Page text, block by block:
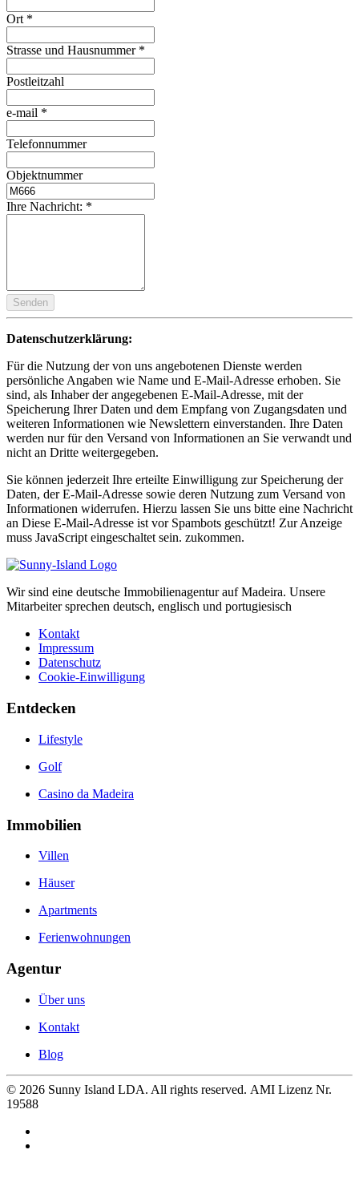
Ort *
Strasse und Hausnummer *
Postleitzahl
e-mail *
Telefonnummer
Objektnummer
Ihre Nachricht: *
Senden
Datenschutzerklärung:
Für die Nutzung der von uns angebotenen Dienste werden
persönliche Angaben wie Name und E-Mail-Adresse erhoben. Sie
sind, als Inhaber der angegebenen E-Mail-Adresse, mit der
Speicherung Ihrer Daten und dem Empfang von Zugangsdaten und
weiteren Informationen wie Newslettern einverstanden. Ihre Daten
werden nur für den Versand von Informationen an Sie verwandt und
nicht an Dritte weitergegeben.
Sie können jederzeit Ihre erteilte Einwilligung zur Speicherung der
Daten, der E-Mail-Adresse sowie deren Nutzung zum Versand von
Informationen widerrufen. Hierzu lassen Sie uns bitte eine Nachricht
an Diese E-Mail-Adresse ist vor Spambots geschützt! Zur Anzeige
muss JavaScript eingeschaltet sein. zukommen.
Wir sind eine deutsche Immobilienagentur auf Madeira. Unsere
Mitarbeiter sprechen deutsch, englisch und portugiesisch
Kontakt
Impressum
Datenschutz
Cookie-Einwilligung
Entdecken
Lifestyle
Golf
Casino da Madeira
Immobilien
Villen
Häuser
Apartments
Ferienwohnungen
Agentur
Über uns
Kontakt
Blog
© 2026 Sunny Island LDA. All rights reserved. AMI Lizenz Nr.
19588